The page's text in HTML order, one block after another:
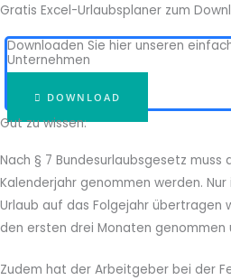
Gratis Excel-Urlaubsplaner zum
Downloaden Sie hier unseren
Unternehmen
DOWNLOAD
Gut zu wissen:
Nach § 7 Bundesurlaubsgesetz muss
Kalenderjahr genommen werden.
Urlaub auf das Folgejahr übertragen
den ersten drei Monaten genommen
Zudem hat der Arbeitgeber bei der